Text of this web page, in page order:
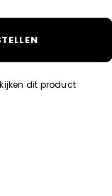
dit product